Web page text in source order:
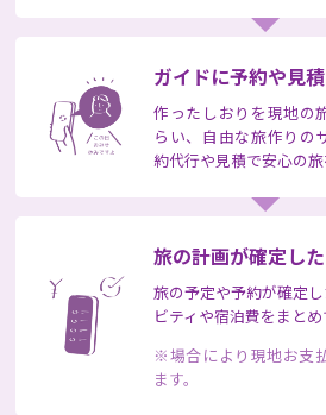
ガイドに予約や見
作ったしおりを現地の
らい、自由な旅作りの
約代行や見積で安心の旅
旅の計画が確定し
旅の予定や予約が確定
ビティや宿泊費をまとめ
※場合により現地お支
ます。